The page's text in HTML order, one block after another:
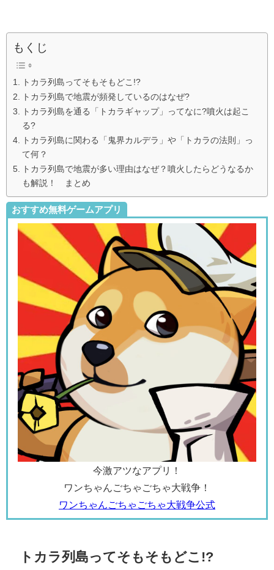
もくじ
トカラ列島ってそもそもどこ!?
トカラ列島で地震が頻発しているのはなぜ?
トカラ列島を通る「トカラギャップ」ってなに?噴火は起こ
る?
トカラ列島に関わる「鬼界カルデラ」や「トカラの法則」っ
て何？
トカラ列島で地震が多い理由はなぜ？噴火したらどうなるか
も解説！ まとめ
おすすめ無料ゲームアプリ
今激アツなアプリ！
ワンちゃんごちゃごちゃ大戦争！
ワンちゃんごちゃごちゃ大戦争公式
トカラ列島ってそもそもどこ!?